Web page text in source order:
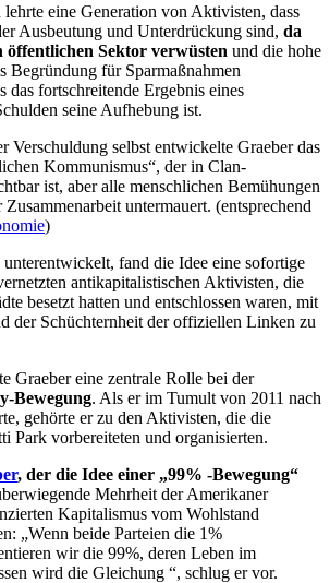
lehrte eine Generation von Aktivisten, dass
Ausbeutung und Unterdrückung sind, da
öffentlichen Sektor verwüsten und die hohe
Begründung für Sparmaßnahmen
das fortschreitende Ergebnis eines
seine Aufhebung ist.
Verschuldung selbst entwickelte Graeber das
Kommunismus“, der in Clan-
ist, aber alle menschlichen Bemühungen
untermauert. (entsprechend
)
fand die Idee eine sofortige
antikapitalistischen Aktivisten, die
besetzt hatten und entschlossen waren, mit
der Schüchternheit der offiziellen Linken zu
Graeber eine zentrale Rolle bei der
Bewegung. Als er im Tumult von 2011 nach
gehörte er zu den Aktivisten, die die
Park vorbereiteten und organisierten.
, der die Idee einer „99% -Bewegung“
Mehrheit der Amerikaner
Kapitalismus vom Wohlstand
„Wenn beide Parteien die 1%
wir die 99%, deren Leben im
wird die Gleichung “, schlug er vor.